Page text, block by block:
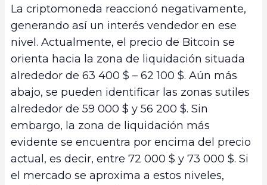
La criptomoneda reaccionó negativamente,
generando así un interés vendedor en ese
nivel. Actualmente, el precio de Bitcoin se
orienta hacia la zona de liquidación situada
alrededor de 63 400 $ – 62 100 $. Aún más
abajo, se pueden identificar las zonas sutiles
alrededor de 59 000 $ y 56 200 $. Sin
embargo, la zona de liquidación más
evidente se encuentra por encima del precio
actual, es decir, entre 72 000 $ y 73 000 $. Si
el mercado se aproxima a estos niveles,